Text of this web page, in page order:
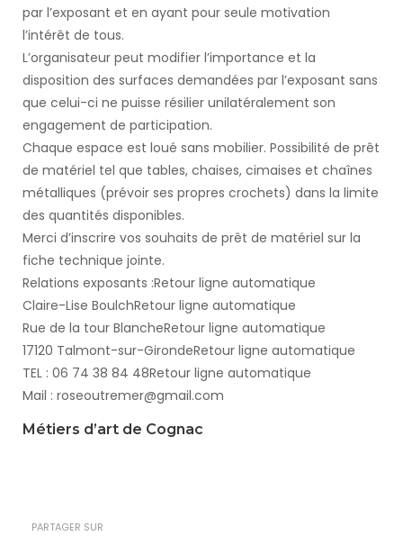
par l’exposant et en ayant pour seule motivation
l’intérêt de tous.
L’organisateur peut modifier l’importance et la
disposition des surfaces demandées par l’exposant sans
que celui-ci ne puisse résilier unilatéralement son
engagement de participation.
Chaque espace est loué sans mobilier. Possibilité de prêt
de matériel tel que tables, chaises, cimaises et chaînes
métalliques (prévoir ses propres crochets) dans la limite
des quantités disponibles.
Merci d’inscrire vos souhaits de prêt de matériel sur la
fiche technique jointe.
Relations exposants :Retour ligne automatique
Claire-Lise BoulchRetour ligne automatique
Rue de la tour BlancheRetour ligne automatique
17120 Talmont-sur-GirondeRetour ligne automatique
TEL : 06 74 38 84 48Retour ligne automatique
Mail : roseoutremer@gmail.com
Métiers d’art de Cognac
PARTAGER SUR